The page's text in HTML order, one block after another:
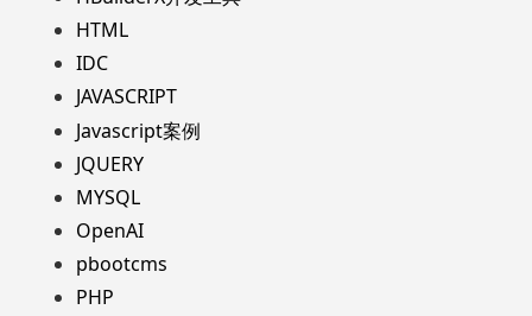
HTML
IDC
JAVASCRIPT
Javascript案例
JQUERY
MYSQL
OpenAI
pbootcms
PHP